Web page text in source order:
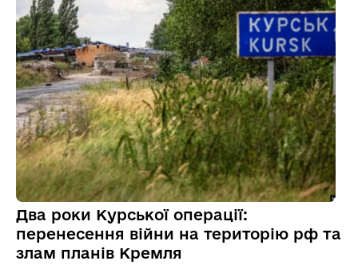
Два роки Курської операції:
перенесення війни на територію рф та
злам планів Кремля